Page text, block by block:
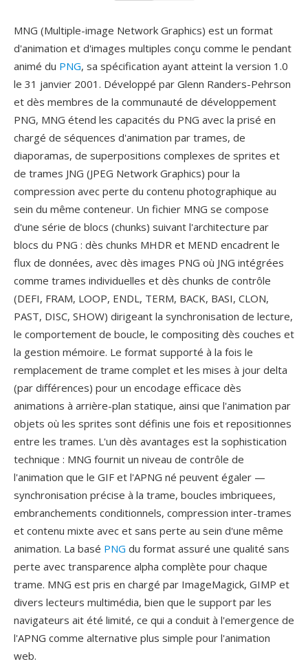
MNG (Multiple-image Network Graphics) est un format
d'animation et d'images multiples conçu comme le pendant
animé du PNG, sa spécification ayant atteint la version 1.0
le 31 janvier 2001. Développé par Glenn Randers-Pehrson
et dès membres de la communauté de développement
PNG, MNG étend les capacités du PNG avec la prisé en
chargé de séquences d'animation par trames, de
diaporamas, de superpositions complexes de sprites et
de trames JNG (JPEG Network Graphics) pour la
compression avec perte du contenu photographique au
sein du même conteneur. Un fichier MNG se compose
d'une série de blocs (chunks) suivant l'architecture par
blocs du PNG : dès chunks MHDR et MEND encadrent le
flux de données, avec dès images PNG où JNG intégrées
comme trames individuelles et dès chunks de contrôle
(DEFI, FRAM, LOOP, ENDL, TERM, BACK, BASI, CLON,
PAST, DISC, SHOW) dirigeant la synchronisation de lecture,
le comportement de boucle, le compositing dès couches et
la gestion mémoire. Le format supporté à la fois le
remplacement de trame complet et les mises à jour delta
(par différences) pour un encodage efficace dès
animations à arrière-plan statique, ainsi que l'animation par
objets où les sprites sont définis une fois et repositionnes
entre les trames. L'un dès avantages est la sophistication
technique : MNG fournit un niveau de contrôle de
l'animation que le GIF et l'APNG né peuvent égaler —
synchronisation précise à la trame, boucles imbriquees,
embranchements conditionnels, compression inter-trames
et contenu mixte avec et sans perte au sein d'une même
animation. La basé PNG du format assuré une qualité sans
perte avec transparence alpha complète pour chaque
trame. MNG est pris en chargé par ImageMagick, GIMP et
divers lecteurs multimédia, bien que le support par les
navigateurs ait été limité, ce qui a conduit à l'emergence de
l'APNG comme alternative plus simple pour l'animation
web.